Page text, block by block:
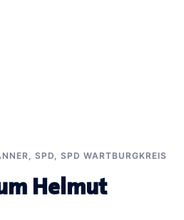
SPD SPD WARTBURGKREIS
Helmut